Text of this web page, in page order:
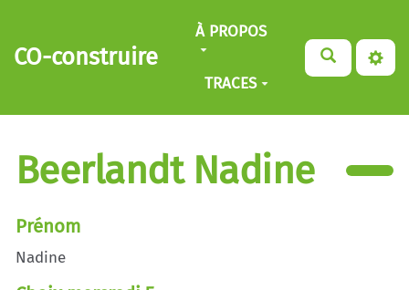
Aller au contenu principal
CO-construire
À PROPOS
TRACES
Beerlandt Nadine
Prénom
Nadine